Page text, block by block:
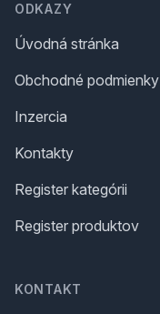
ODKAZY
Úvodná stránka
Obchodné podmienky
Inzercia
Kontakty
Register kategórii
Register produktov
KONTAKT